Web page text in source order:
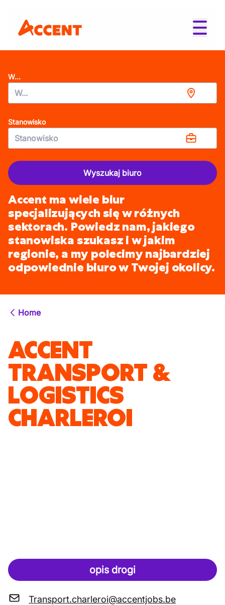
W...
Stanowisko
Wyszukaj biuro
Accent ma wiele biur
specjalizujących się w różnych
sektorach. Powiedz nam, jakiego
stanowiska szukasz i w jakim
regionie, a my polecimy najbardziej
odpowiednie biuro w Twojej okolicy.
Home
ACCENT
TRANSPORT &
LOGISTICS
CHARLEROI
opis drogi
Transport.charleroi@accentjobs.be